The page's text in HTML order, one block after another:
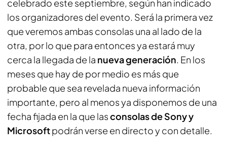
celebrado este septiembre, según han indicado
los organizadores del evento. Será la primera vez
que veremos ambas consolas una al lado de la
otra, por lo que para entonces ya estará muy
cerca la llegada de la nueva generación. En los
meses que hay de por medio es más que
probable que sea revelada nueva información
importante, pero al menos ya disponemos de una
fecha fijada en la que lasconsolas de Sony y
Microsoftpodrán verse en directo y con detalle.